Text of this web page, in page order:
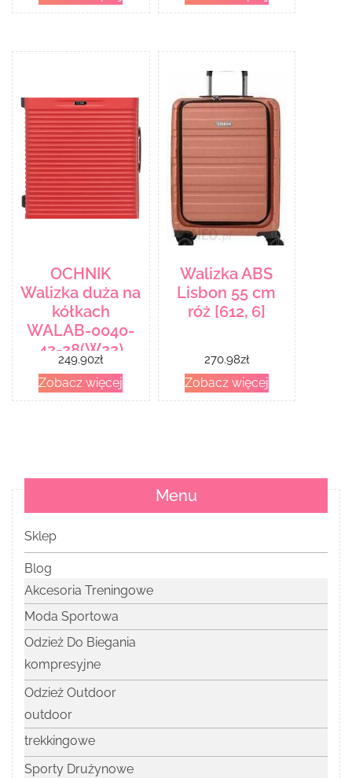
OCHNIK
Walizka duża na
kółkach
WALAB-0040-
42-28(W22)
249.90zł
Zobacz więcej
Walizka ABS
Lisbon 55 cm
róż [612, 6]
270.98zł
Zobacz więcej
Menu
Sklep
Blog
Akcesoria Treningowe
Moda Sportowa
Odzież Do Biegania
kompresyjne
Odzież Outdoor
outdoor
trekkingowe
Sporty Drużynowe